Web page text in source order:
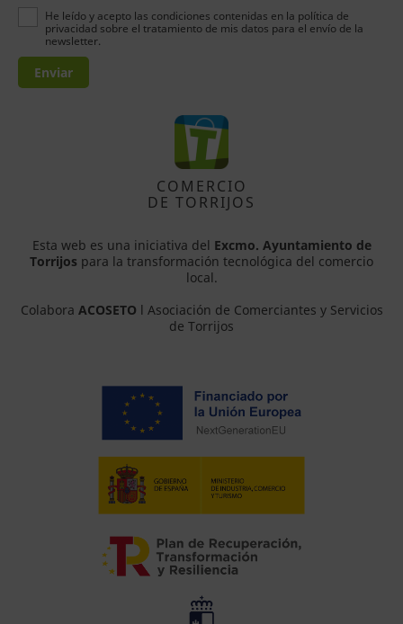
He leído y acepto las condiciones contenidas en la política de
privacidad sobre el tratamiento de mis datos para el envío de la
newsletter.
Enviar
COMERCIO
DE TORRIJOS
Esta web es una iniciativa del Excmo. Ayuntamiento de
Torrijos para la transformación tecnológica del comercio
local.
Colabora ACOSETO l Asociación de Comerciantes y Servicios
de Torrijos